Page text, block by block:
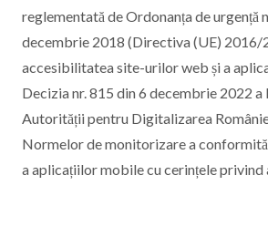
reglementată de Ordonanța de urgență
decembrie 2018 (Directiva (UE) 2016/
accesibilitatea site-urilor web și a
Decizia nr. 815 din 6 decembrie 2022 a
Autorității pentru Digitalizarea
Normelor de monitorizare a
a aplicațiilor mobile cu cerințele